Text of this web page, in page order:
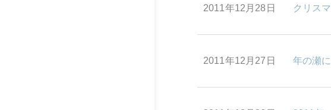
2011年12月28日 クリス
2011年12月27日 年の瀬